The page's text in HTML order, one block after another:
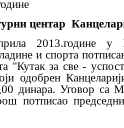
центар
2013.године у
и спорта
"Кутак за све -
одобрен
динара. Уговор
потписао